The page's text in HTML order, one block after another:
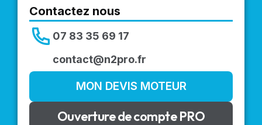
Contactez nous
07 83 35 69 17
contact@n2pro.fr
MON DEVIS MOTEUR
Ouverture de compte PRO